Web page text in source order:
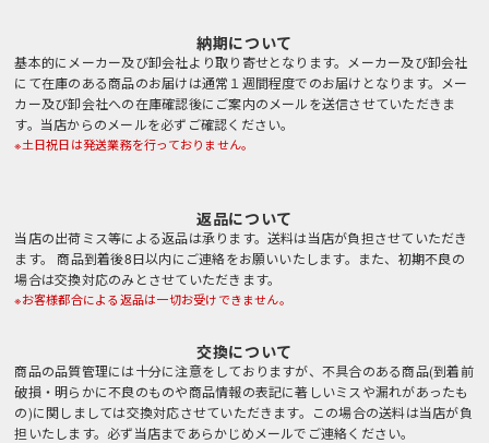
納期について
基本的にメーカー及び卸会社より取り寄せとなります。メーカー及び卸会社
にて在庫のある商品のお届けは通常１週間程度でのお届けとなります。メー
カー及び卸会社への在庫確認後にご案内のメールを送信させていただきま
す。当店からのメールを必ずご確認ください。
※土日祝日は発送業務を行っておりません。
返品について
当店の出荷ミス等による返品は承ります。送料は当店が負担させていただき
ます。 商品到着後8日以内にご連絡をお願いいたします。また、初期不良の
場合は交換対応のみとさせていただきます。
※お客様都合による返品は一切お受けできません。
交換について
商品の品質管理には十分に注意をしておりますが、不具合のある商品(到着前
破損・明らかに不良のものや商品情報の表記に著しいミスや漏れがあったも
の)に関しましては交換対応させていただきます。この場合の送料は当店が負
担いたします。必ず当店まであらかじめメールでご連絡ください。